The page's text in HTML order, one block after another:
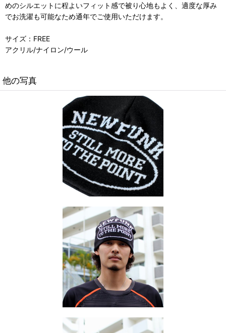
めのシルエットに程よいフィット感で被り心地もよく、適度な厚み
でお洗濯も可能なため通年でご使用いただけます。
サイズ：FREE
アクリル/ナイロン/ウール
他の写真